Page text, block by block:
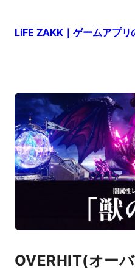
LiFE ZAKK｜ゲームアプリ
OVERHIT(オー